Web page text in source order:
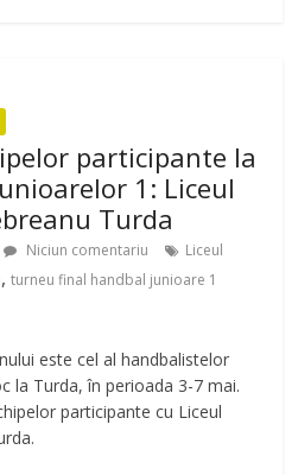
participante la
1: Liceul
Turda
Niciun comentariu
Liceul
,turneu final handbal junioare 1
este cel al handbalistelor
la Turda, în perioada 3-7 mai.
participante cu Liceul